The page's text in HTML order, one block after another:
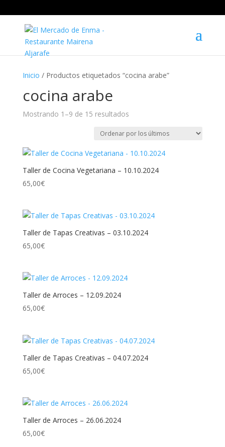
Inicio / Productos etiquetados “cocina arabe”
cocina arabe
Mostrando 1–9 de 15 resultados
los
últimos
Taller de Cocina Vegetariana – 10.10.2024
65,00€
Taller de Tapas Creativas – 03.10.2024
65,00€
Taller de Arroces – 12.09.2024
65,00€
Taller de Tapas Creativas – 04.07.2024
65,00€
Taller de Arroces – 26.06.2024
65,00€